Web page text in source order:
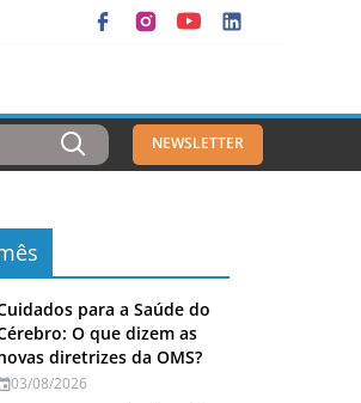
NEWSLETTER
para a Saúde do
O que dizem as
diretrizes da OMS?
03/08/2026